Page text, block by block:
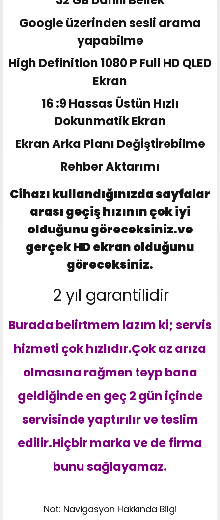
Google üzerinden sesli arama
yapabilme
High Definition 1080 P Full HD QLED
Ekran
16 :9 Hassas Üstün Hızlı
Dokunmatik Ekran
Ekran Arka Planı Değiştirebilme
Rehber Aktarımı
Cihazı kullandığınızda sayfalar
arası geçiş hızının çok iyi
olduğunu göreceksiniz.ve
gerçek HD ekran olduğunu
göreceksiniz.
2 yıl garantilidir
Burada belirtmem lazım ki; servis
hizmeti çok hızlıdır.Çok az arıza
olmasına rağmen teyp bana
geldiğinde en geç 2 gün içinde
servisinde yaptırılır ve teslim
edilir.Hiçbir marka ve de firma
bunu sağlayamaz.
Not: Navigasyon Hakkında Bilgi